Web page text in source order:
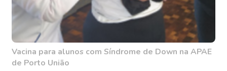
Vacina para alunos com Síndrome de Down na APAE
de Porto União